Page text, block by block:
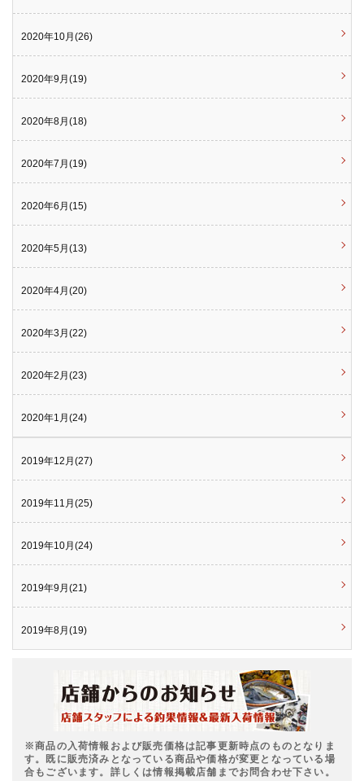
2020年10月(26)
2020年9月(19)
2020年8月(18)
2020年7月(19)
2020年6月(15)
2020年5月(13)
2020年4月(20)
2020年3月(22)
2020年2月(23)
2020年1月(24)
2019年12月(27)
2019年11月(25)
2019年10月(24)
2019年9月(21)
2019年8月(19)
※商品の入荷情報および販売価格は記事更新時点のものとなりま
す。既に販売済みとなっている商品や価格が変更となっている場
合もございます。詳しくは情報掲載店舗までお問合わせ下さい。